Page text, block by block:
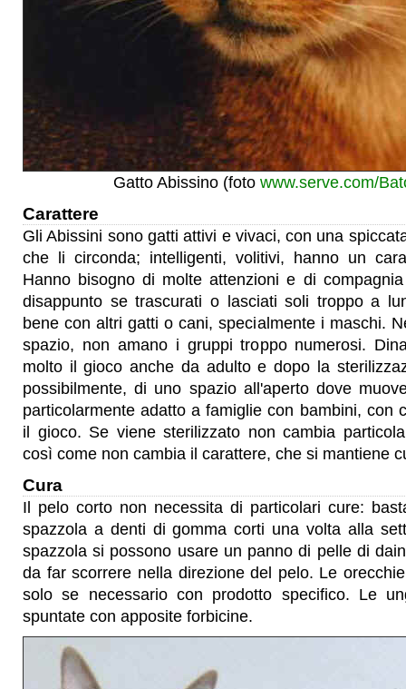
Gatto Abissino (foto www.serve.com/
Carattere
Gli Abissini sono gatti attivi e vivaci, con una
che li circonda; intelligenti, volitivi, hanno un
Hanno bisogno di molte attenzioni e di
disappunto se trascurati o lasciati soli troppo a
bene con altri gatti o cani, specialmente i maschi.
spazio, non amano i gruppi troppo numerosi.
molto il gioco anche da adulto e dopo la
possibilmente, di uno spazio all'aperto dove
particolarmente adatto a famiglie con bambini, con
il gioco. Se viene sterilizzato non cambia
così come non cambia il carattere, che si mantiene
Cura
Il pelo corto non necessita di particolari cure:
spazzola a denti di gomma corti una volta alla
spazzola si possono usare un panno di pelle di
da far scorrere nella direzione del pelo. Le
solo se necessario con prodotto specifico. Le
spuntate con apposite forbicine.